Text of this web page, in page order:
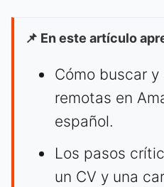
📌 En este artículo
Cómo buscar
remotas en
español.
Los pasos
un CV y una